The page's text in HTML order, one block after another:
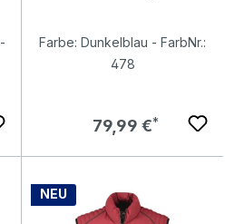
Farbe: Dunkelblau - FarbNr.:
478
Regulärer Preis:
79,99 €
NEU